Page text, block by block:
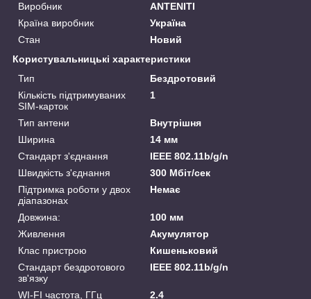
Виробник
ANTENITI
Країна виробник
Україна
Стан
Новий
Користувальницькі характеристики
Тип
Бездротовий
Кількість підтримуваних
SIM-карток
1
Тип антени
Внутрішня
Ширина
14 мм
Стандарт з'єднання
IEEE 802.11b/g/n
Швидкість з'єднання
300 Мбіт/сек
Підтримка роботи у двох
діапазонах
Немає
Довжина:
100 мм
Живлення
Акумулятор
Клас пристрою
Кишеньковий
Стандарт бездротового
зв'язку
IEEE 802.11b/g/n
WI-FI частота, ГГц 2.4